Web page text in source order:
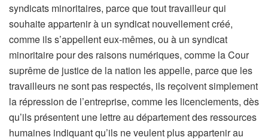
syndicats minoritaires, parce que tout travailleur qui
souhaite appartenir à un syndicat nouvellement créé,
comme ils s’appellent eux-mêmes, ou à un syndicat
minoritaire pour des raisons numériques, comme la Cour
suprême de justice de la nation les appelle, parce que les
travailleurs ne sont pas respectés, ils reçoivent simplement
la répression de l’entreprise, comme les licenciements, dès
qu’ils présentent une lettre au département des ressources
humaines indiquant qu’ils ne veulent plus appartenir au